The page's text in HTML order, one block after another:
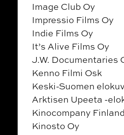
Image Club Oy
Impressio Films Oy
Indie Films Oy
It’s Alive Films Oy
J.W. Documentaries
Kenno Filmi Osk
Keski-Suomen
Arktisen Upeeta -
Kinocompany
Kinosto Oy